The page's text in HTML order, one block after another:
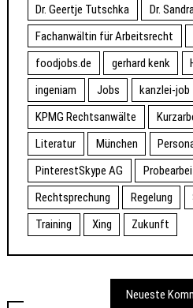
Dr. Geertje Tutschka
Dr.
Fachanwältin für Arbeitsrecht
foodjobs.de
gerhard kenk
ingeniam
Jobs kanzlei-job
KPMG Rechtsanwälte
Literatur
München
PinterestSkype AG
Rechtsprechung
Regelung
Training
Xing Zukunft
Neueste